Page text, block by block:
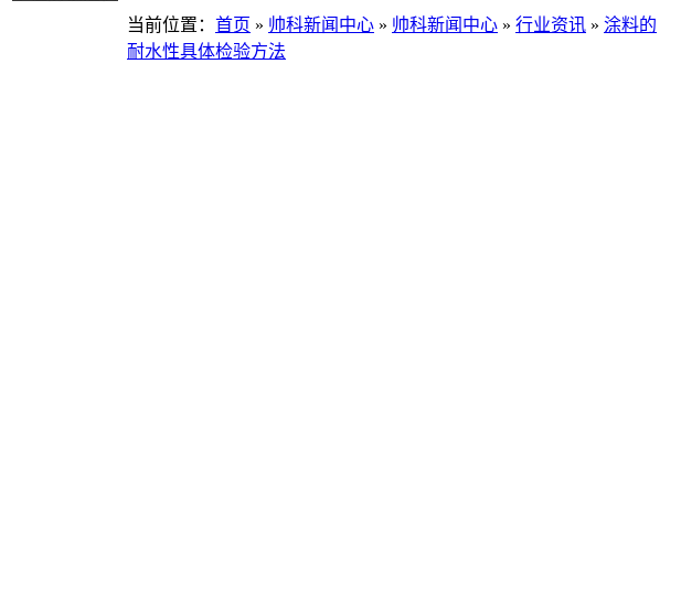
当前位置 ： 首页 » 帅科新闻中心 » 帅科新闻中心 » 行业资讯 » 涂料的
耐水性具体检验方法